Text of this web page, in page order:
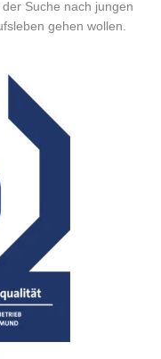
Suche nach jungen
gehen wollen.